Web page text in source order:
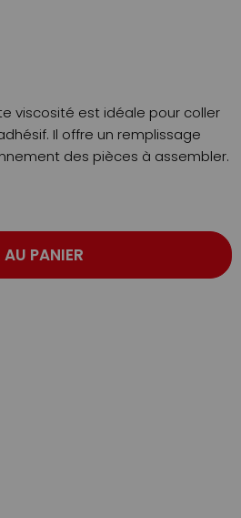
viscosité est idéale pour coller
Il offre un remplissage
des pièces à assembler.
PANIER